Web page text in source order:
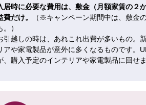
居時に必要な費用は、敷金（月額家賃の２
費だけ。
（※キャンペーン期間中は、敷金
。）
引越しの時は、あれこれ出費が多いもの。
アや家電製品が意外に多くなるものです。
、購入予定のインテリアや家電製品に回せま